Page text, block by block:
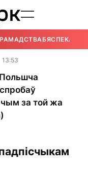
БЯСПЕКА
13:53
за той жа